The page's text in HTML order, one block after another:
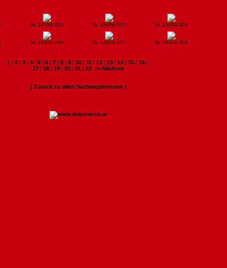
Nr. 18456 002 Nr. 18456 003 Nr. 18456 004
Nr. 18456 006 Nr. 18456 007 Nr. 18456 008
1 | 2 | 3 | 4 | 5 | 6 | 7 | 8 | 9 | 10 | 11 | 12 | 13 | 14 | 15 | 16 |
17 | 18 | 19 | 20 | 21 | 22 >> Nächste
[ Zurück zu allen Suchergebnissen ]